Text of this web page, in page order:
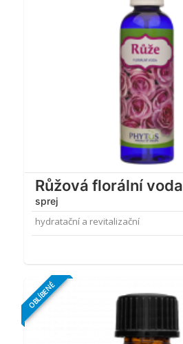
Růžová florální voda
sprej
hydratační a revitalizační
OBLÍBENÉ